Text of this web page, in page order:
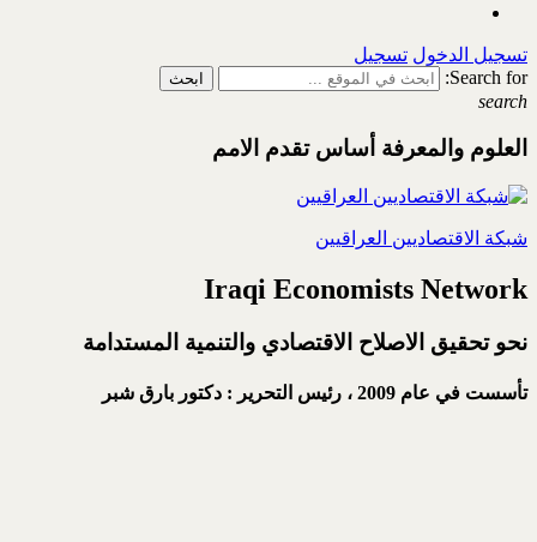
تسجيل الدخول تسجيل
Search for:
search
العلوم والمعرفة أساس تقدم الامم
شبكة الاقتصاديين العراقيين
Iraqi Economists Network
نحو تحقيق الاصلاح الاقتصادي والتنمية المستدامة
تأسست في عام 2009 ، رئيس التحرير : دكتور بارق شبر